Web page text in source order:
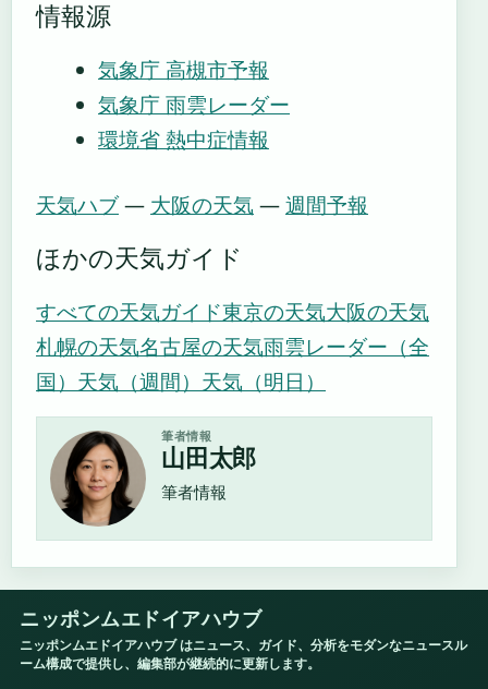
情報源
気象庁 高槻市予報
気象庁 雨雲レーダー
環境省 熱中症情報
天気ハブ— 大阪の天気 —週間予報
ほかの天気ガイド
すべての天気ガイド東京の天気大阪の天気
札幌の天気名古屋の天気雨雲レーダー（全
国） 天気（週間） 天気（明日）
筆者情報
山田太郎
筆者情報
ニッポンムエドイアハウブ
ニッポンムエドイアハウブ はニュース、ガイド、分析をモダンなニュースル
ーム構成で提供し、編集部が継続的に更新します。